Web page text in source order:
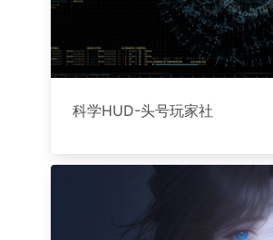
科学HUD-头号玩家社